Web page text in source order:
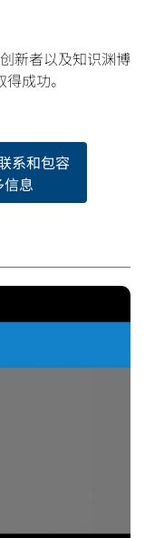
新者以及知识渊博
成功。
系和包容
息